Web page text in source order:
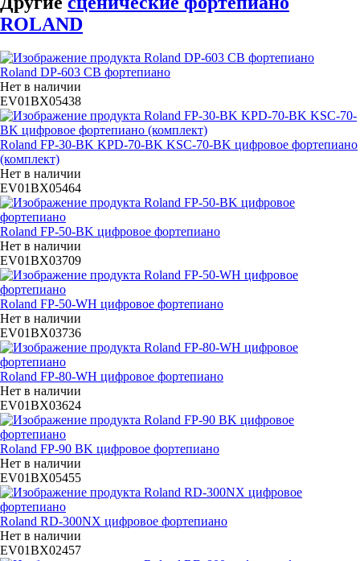
ROLAND
Roland DP-603 CB фортепиано
Нет в наличии
EV01BX05438
Roland FP-30-BK KPD-70-BK KSC-70-BK цифровое фортепиано
(комплект)
Нет в наличии
EV01BX05464
Roland FP-50-BK цифровое фортепиано
Нет в наличии
EV01BX03709
Roland FP-50-WH цифровое фортепиано
Нет в наличии
EV01BX03736
Roland FP-80-WH цифровое фортепиано
Нет в наличии
EV01BX03624
Roland FP-90 BK цифровое фортепиано
Нет в наличии
EV01BX05455
Roland RD-300NX цифровое фортепиано
Нет в наличии
EV01BX02457